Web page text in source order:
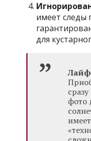
имеет следы
для
фото